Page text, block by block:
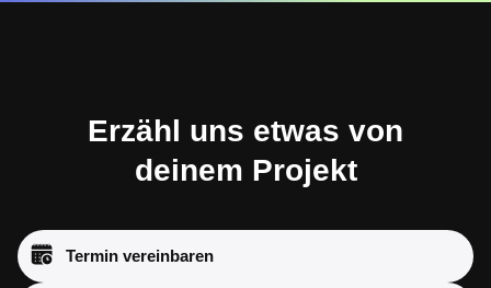
Erzähl uns etwas von
deinem Projekt
Termin vereinbaren